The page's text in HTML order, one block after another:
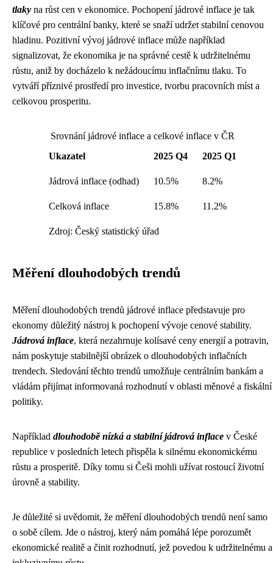
tlaky na růst cen v ekonomice. Pochopení jádrové inflace je tak
klíčové pro centrální banky, které se snaží udržet stabilní cenovou
hladinu. Pozitivní vývoj jádrové inflace může například
signalizovat, že ekonomika je na správné cestě k udržitelnému
růstu, aniž by docházelo k nežádoucímu inflačnímu tlaku. To
vytváří příznivé prostředí pro investice, tvorbu pracovních míst a
celkovou prosperitu.
Srovnání jádrové inflace a celkové inflace v ČR
Ukazatel
2025 Q4 2025 Q1
Jádrová inflace (odhad) 10.5% 8.2%
Celková inflace 15.8% 11.2%
Zdroj: Český statistický úřad
Měření dlouhodobých trendů
Měření dlouhodobých trendů jádrové inflace představuje pro
ekonomy důležitý nástroj k pochopení vývoje cenové stability.
Jádrová inflace, která nezahrnuje kolísavé ceny energií a potravin,
nám poskytuje stabilnější obrázek o dlouhodobých inflačních
trendech. Sledování těchto trendů umožňuje centrálním bankám a
vládám přijímat informovaná rozhodnutí v oblasti měnové a fiskální
politiky.
Například dlouhodobě nízká a stabilní jádrová inflace v České
republice v posledních letech přispěla k silnému ekonomickému
růstu a prosperitě. Díky tomu si Češi mohli užívat rostoucí životní
úrovně a stability.
Je důležité si uvědomit, že měření dlouhodobých trendů není samo
o sobě cílem. Jde o nástroj, který nám pomáhá lépe porozumět
ekonomické realitě a činit rozhodnutí, jež povedou k udržitelnému a